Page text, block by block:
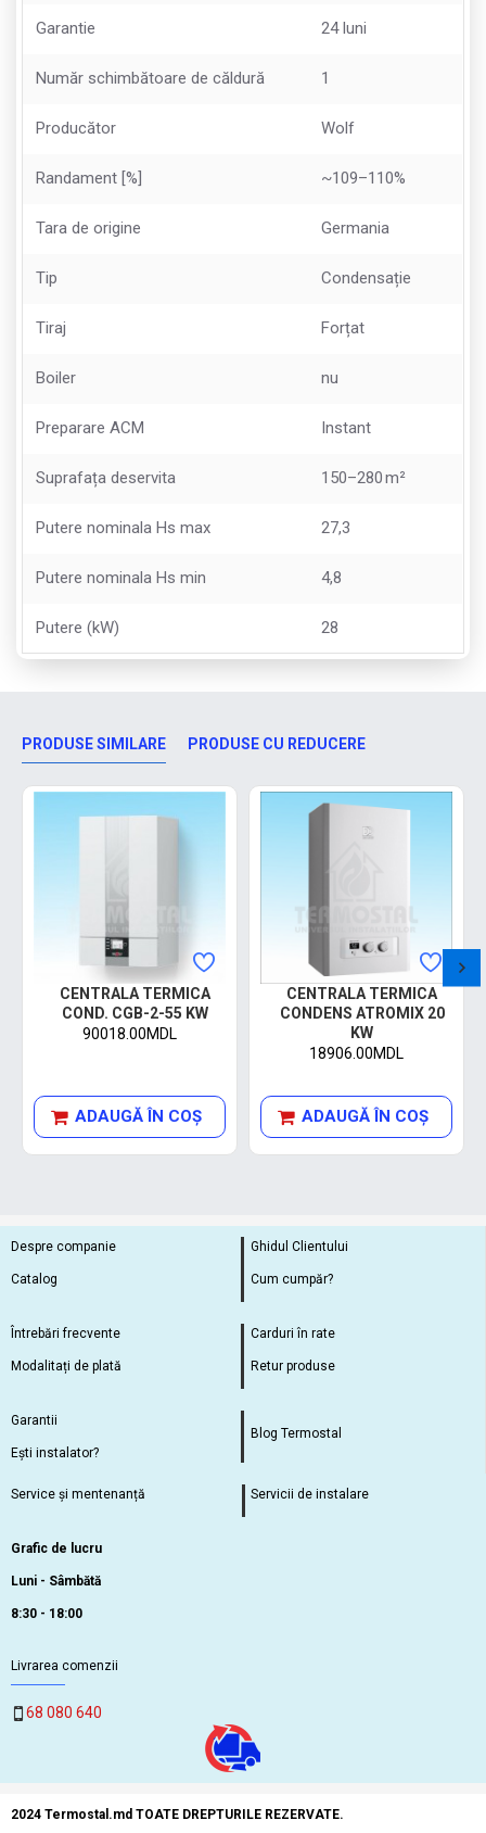
Garantie 24 luni
Număr schimbătoare de căldură 1
Producător Wolf
Randament [%] ~109–110%
Tara de origine Germania
Tip Condensație
Tiraj Forțat
Boiler nu
Preparare ACM Instant
Suprafața deservita 150–280 m²
Putere nominala Hs max 27,3
Putere nominala Hs min 4,8
Putere (kW) 28
PRODUSE SIMILARE PRODUSE CU REDUCERE
CENTRALA TERMICA
COND. CGB-2-55 KW
90018.00MDL
ADAUGĂ ÎN COŞ
CENTRALA TERMICA
CONDENS ATROMIX 20
KW
18906.00MDL
ADAUGĂ ÎN COŞ
Despre companie
Catalog
Ghidul Clientului
Cum cumpăr?
Întrebări frecvente
Modalitați de plată
Carduri în rate
Retur produse
Garantii
Ești instalator?
Blog Termostal
Service și mentenanță Servicii de instalare
Grafic de lucru
Luni - Sâmbătă
8:30 - 18:00
Livrarea comenzii
68 080 640
2024 Termostal.md TOATE DREPTURILE REZERVATE.